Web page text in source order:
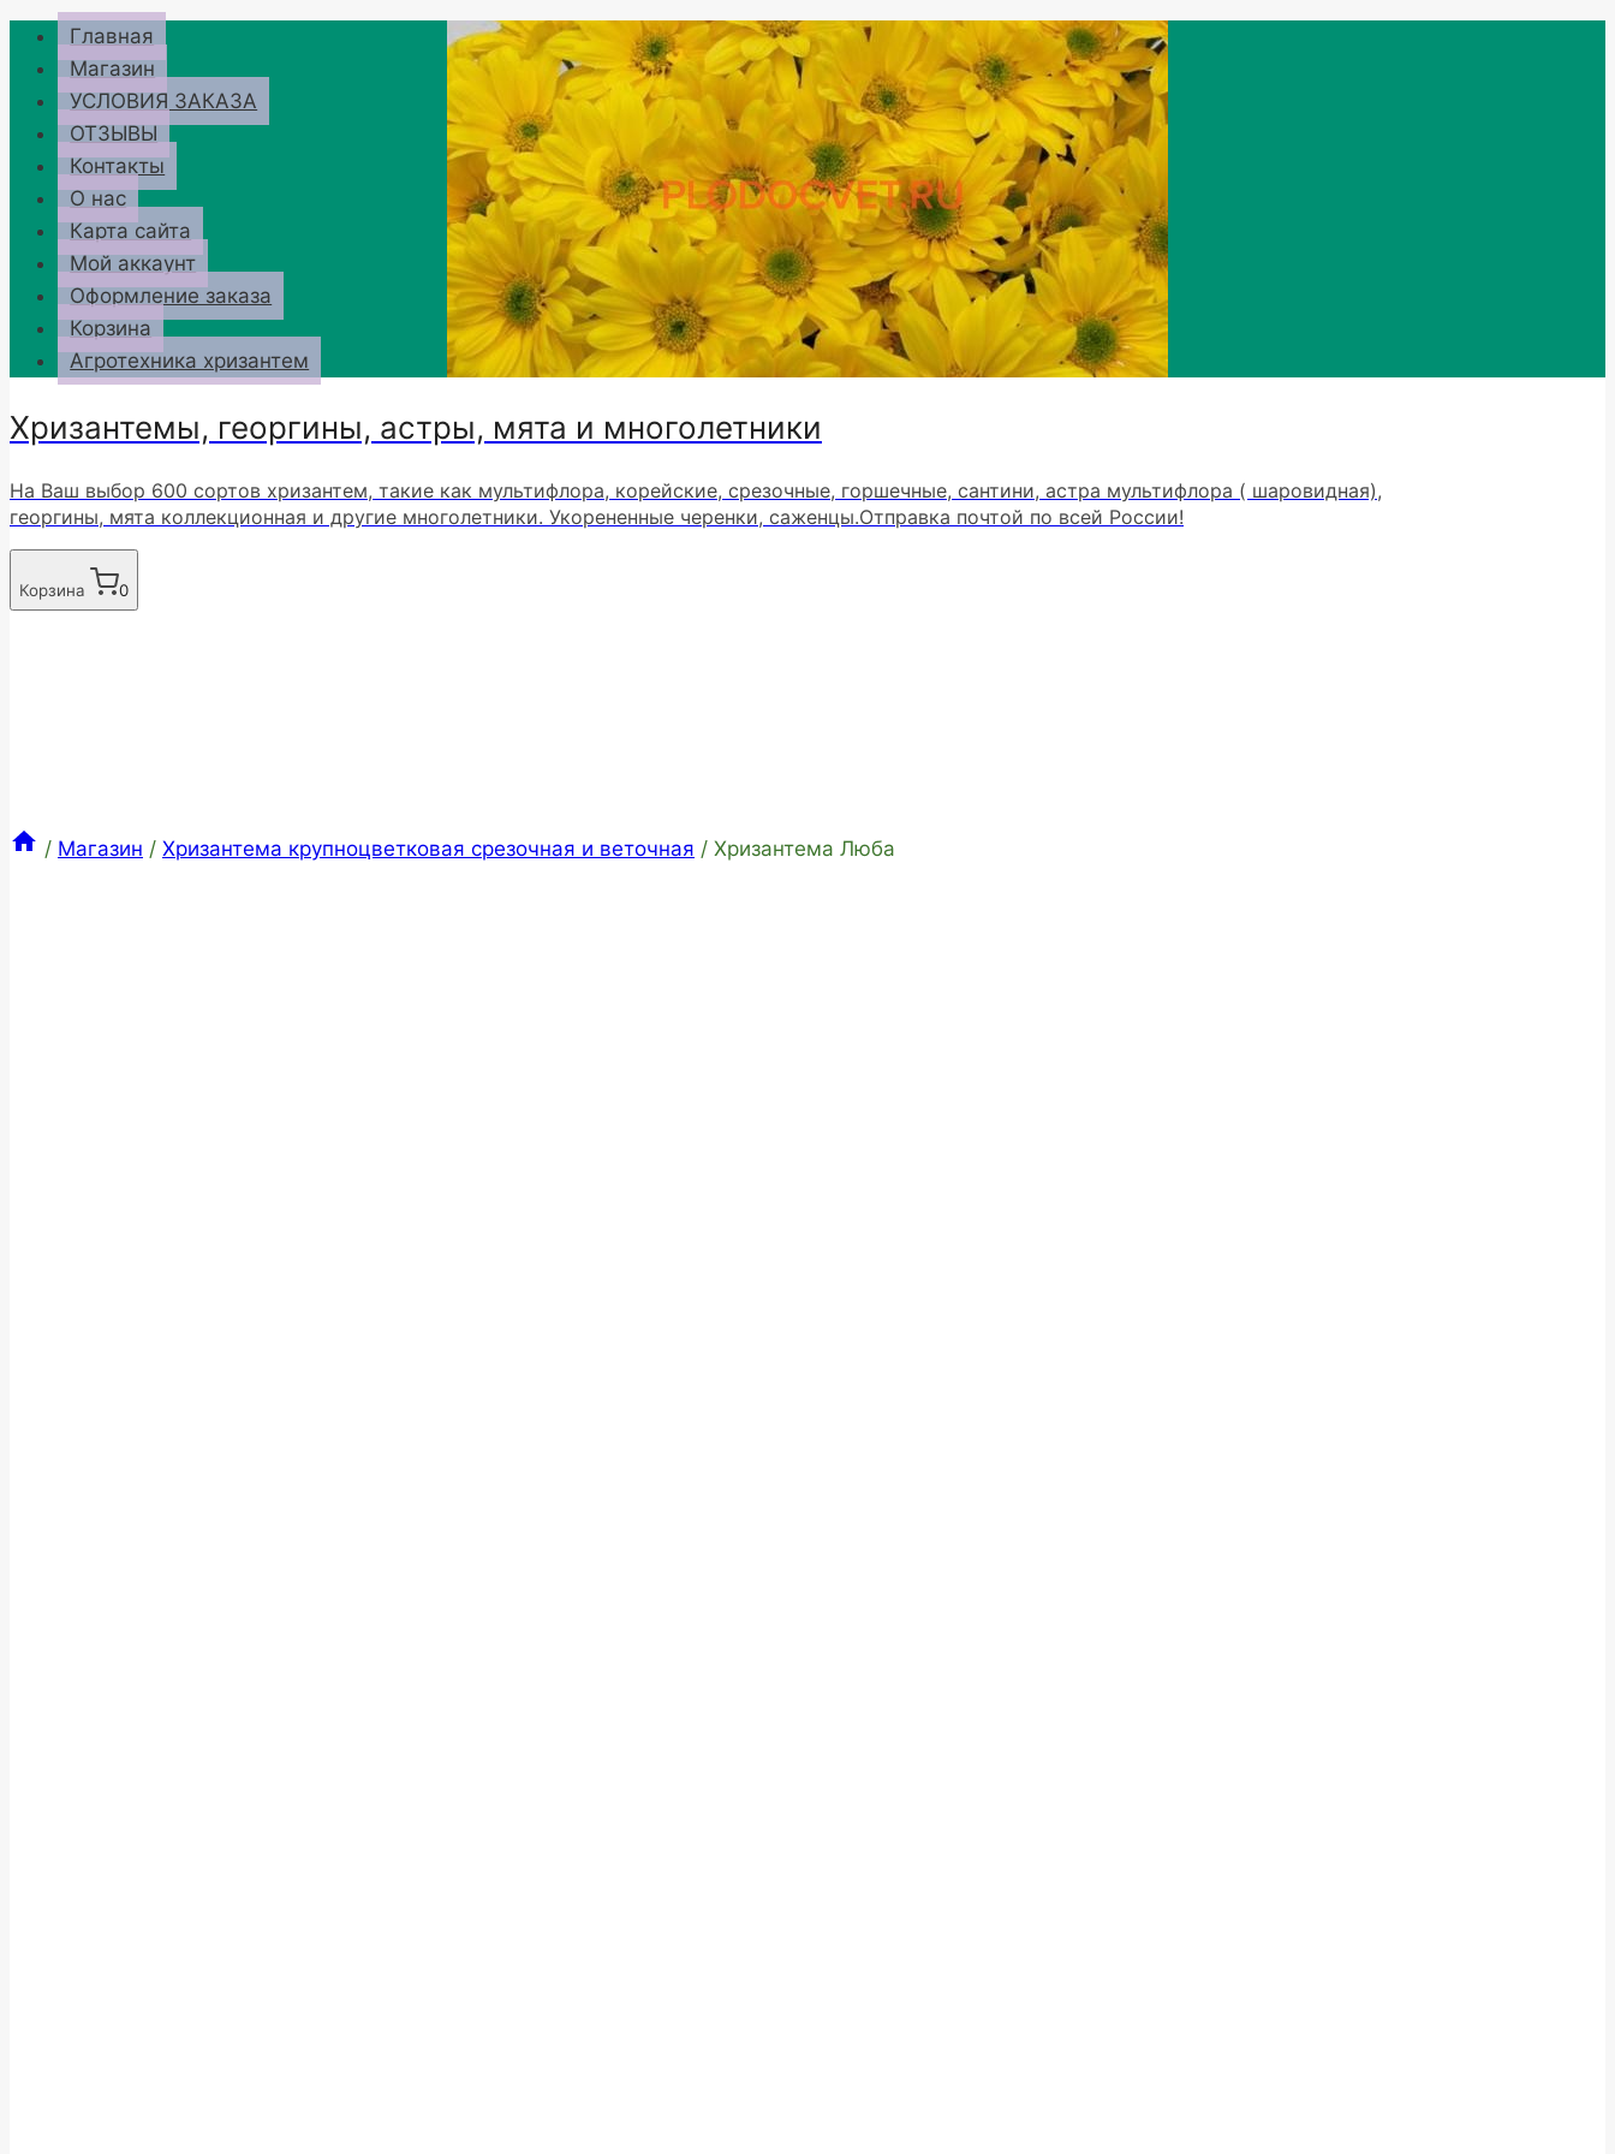
Перейти
содержимому
Главная
Магазин
УСЛОВИЯ ЗАКАЗА
ОТЗЫВЫ
Контакты
О нас
Карта сайта
Мой аккаунт
Оформление заказа
Корзина
Агротехника хризантем
Хризантемы, георгины, астры, мята и многолетники
На Ваш выбор 600 сортов хризантем, такие как мультифлора, корейские, срезочные, горшечные, сантини, астра мультифлора ( шаровидная),
георгины, мята коллекционная и другие многолетники. Укорененные черенки, саженцы.Отправка почтой по всей России!
Корзина 0
/ Магазин / Хризантема крупноцветковая срезочная и веточная / Хризантема Люба